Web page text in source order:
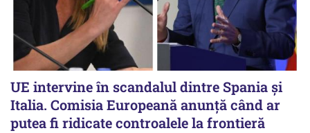
UE intervine în scandalul dintre Spania și
Italia. Comisia Europeană anunță când ar
putea fi ridicate controalele la frontieră